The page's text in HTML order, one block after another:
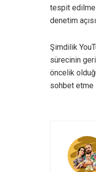
tespit
denetim
Şimdilik
sürecinin
öncelik
sohbet etme